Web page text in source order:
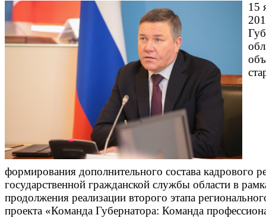
15
формирования дополнительного состава кадрового
государственной гражданской службы области в
продолжения реализации второго этапа
проекта «Команда Губернатора: Команда